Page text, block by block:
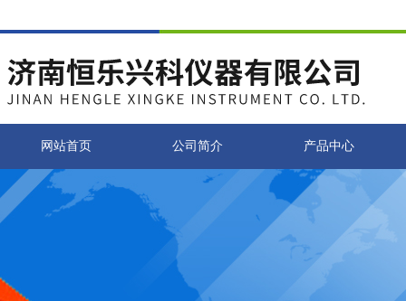
网站首页 公司简介 产品中心